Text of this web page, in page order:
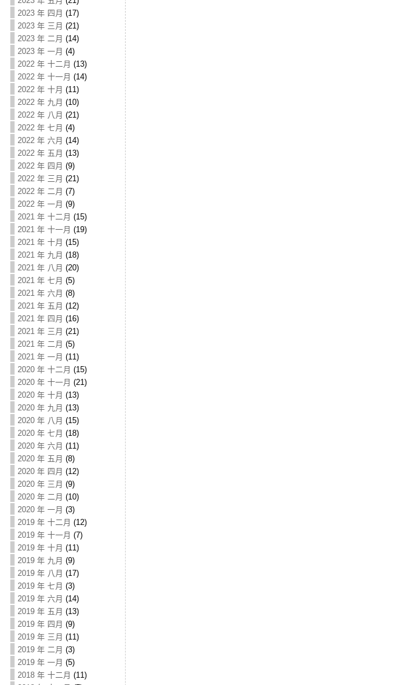
2023 年 四月 (17)
2023 年 三月 (21)
2023 年 二月 (14)
2023 年 一月 (4)
2022 年 十二月 (13)
2022 年 十一月 (14)
2022 年 十月 (11)
2022 年 九月 (10)
2022 年 八月 (21)
2022 年 七月 (4)
2022 年 六月 (14)
2022 年 五月 (13)
2022 年 四月 (9)
2022 年 三月 (21)
2022 年 二月 (7)
2022 年 一月 (9)
2021 年 十二月 (15)
2021 年 十一月 (19)
2021 年 十月 (15)
2021 年 九月 (18)
2021 年 八月 (20)
2021 年 七月 (5)
2021 年 六月 (8)
2021 年 五月 (12)
2021 年 四月 (16)
2021 年 三月 (21)
2021 年 二月 (5)
2021 年 一月 (11)
2020 年 十二月 (15)
2020 年 十一月 (21)
2020 年 十月 (13)
2020 年 九月 (13)
2020 年 八月 (15)
2020 年 七月 (18)
2020 年 六月 (11)
2020 年 五月 (8)
2020 年 四月 (12)
2020 年 三月 (9)
2020 年 二月 (10)
2020 年 一月 (3)
2019 年 十二月 (12)
2019 年 十一月 (7)
2019 年 十月 (11)
2019 年 九月 (9)
2019 年 八月 (17)
2019 年 七月 (3)
2019 年 六月 (14)
2019 年 五月 (13)
2019 年 四月 (9)
2019 年 三月 (11)
2019 年 二月 (3)
2019 年 一月 (5)
2018 年 十二月 (11)